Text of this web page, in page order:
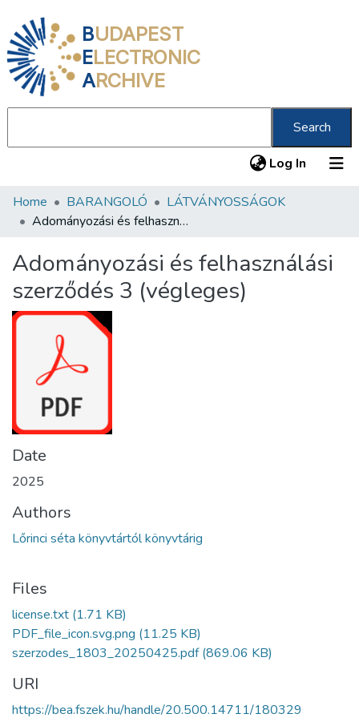
BUDAPEST
ELECTRONIC
ARCHIVE
Search
Log In (current)
Communities & Collections
Statistics
About us
Home BARANGOLÓ
LÁTVÁNYOSSÁGOK
Adományozási és felhasználási szerződés 3 (végleges)
Adományozási és felhasználási
szerződés 3 (végleges)
Date
2025
Authors
Lőrinci séta könyvtártól könyvtárig
Files
license.txt (1.71 KB)
PDF_file_icon.svg.png (11.25 KB)
szerzodes_1803_20250425.pdf(869.06 KB)
URI
https://bea.fszek.hu/handle/20.500.14711/180329